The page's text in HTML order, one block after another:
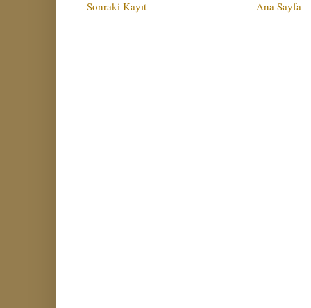
Sonraki Kayıt Ana Sayfa